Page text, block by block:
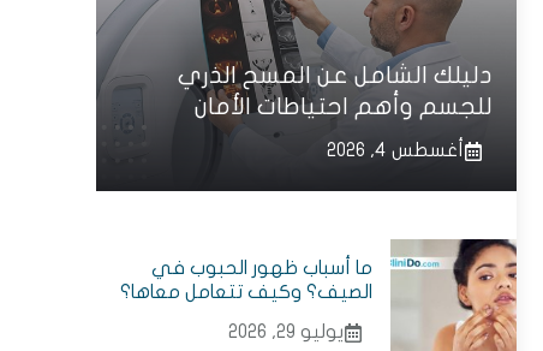
دليلك الشامل عن المسح الذري
للجسم وأهم احتياطات الأمان
أغسطس 4, 2026
ما أسباب ظهور الحبوب في
الصيف؟ وكيف تتعامل معاها؟
يوليو 29, 2026